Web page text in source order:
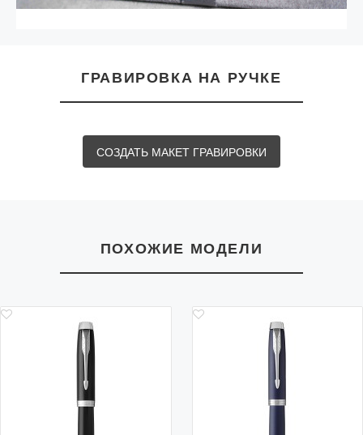
ГРАВИРОВКА НА РУЧКЕ
СОЗДАТЬ МАКЕТ ГРАВИРОВКИ
ПОХОЖИЕ МОДЕЛИ